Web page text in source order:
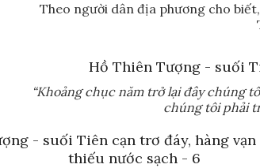
Theo người dân địa phương cho
“Khoảng chục năm trở lại đây chúng
chúng tôi phải